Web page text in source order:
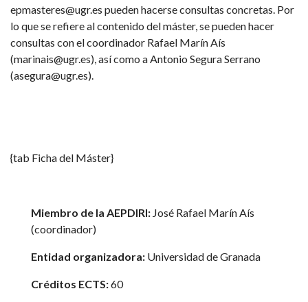
epmasteres@ugr.es pueden hacerse consultas concretas. Por
lo que se refiere al contenido del máster, se pueden hacer
consultas con el coordinador Rafael Marín Aís
(marinais@ugr.es), así como a Antonio Segura Serrano
(asegura@ugr.es).
{tab Ficha del Máster}
Miembro de la AEPDIRI: José Rafael Marín Aís
(coordinador)
Entidad organizadora: Universidad de Granada
Créditos ECTS:60